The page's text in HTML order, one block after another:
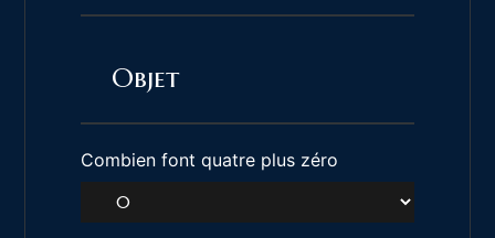
Combien font quatre plus zéro